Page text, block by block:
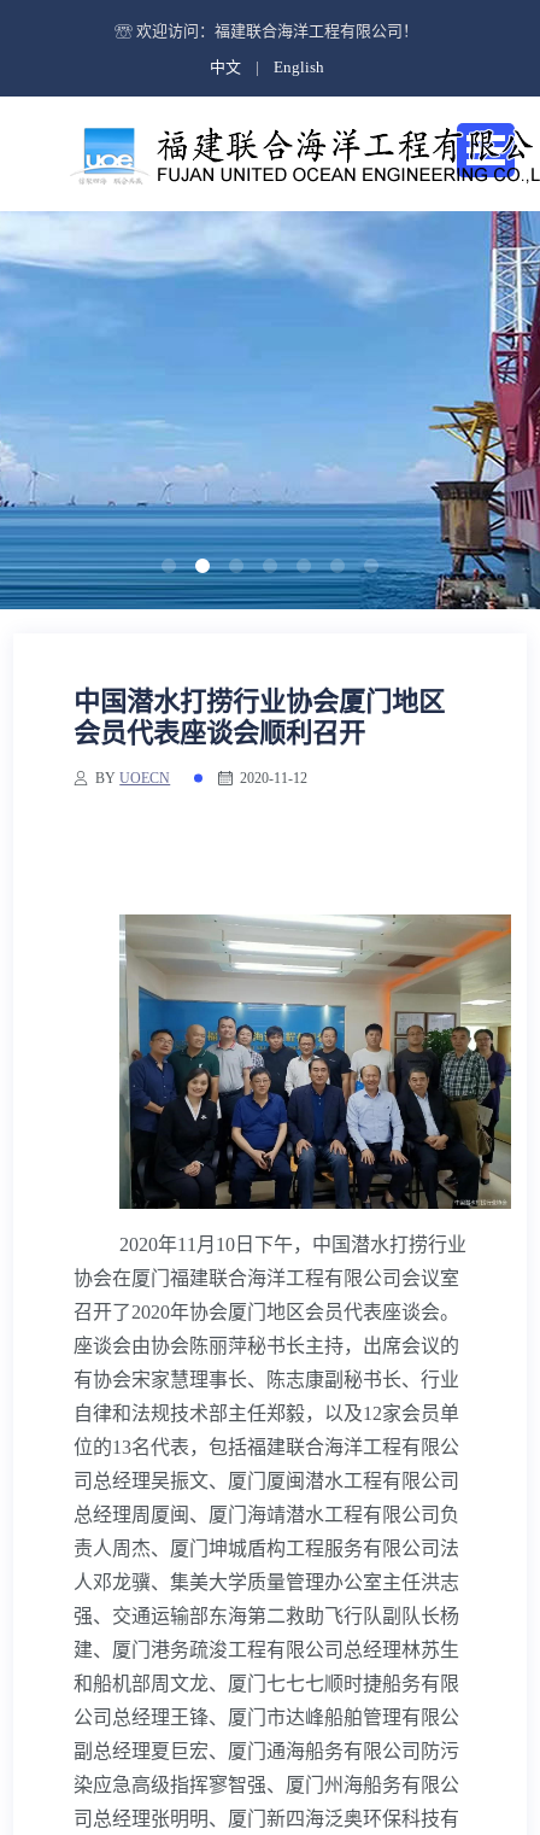
欢迎访问：福建联合海洋工程有限公司！
中文
| English
企业文化
海上救助与打捞及油污处理
抢险救助
水下抽油
海洋石油工程
海事技术服务
海上救助与打捞及油污处理
海洋石油工程
海上风电安装
远洋拖航
海事技术服务
专业工程吊装
船舶管理
其它
抢险救助
海上风电安装
远洋拖航
专业工程吊装
船舶管理
海上救助与打捞及油污处理
海洋石油工程
海上风电安装
专业工程吊装
船舶管理
中国潜水打捞行业协会厦门地区
会员代表座谈会顺利召开
BYUOECN 2020-11-12
2020年11 月 10日下午，中国潜水打捞行业
协会在厦门福建联合海洋工程有限公司会议室
召开了2020年协会厦门地区会员代表座谈会。
座谈会由协会陈丽萍秘书长主持，出席会议的
有协会宋家慧理事长、陈志康副秘书长、行业
自律和法规技术部主任郑毅，以及12家会员单
位的13名代表，包括福建联合海洋工程有限公
司总经理吴振文、厦门厦闽潜水工程有限公司
总经理周厦闽、厦门海靖潜水工程有限公司负
责人周杰、厦门坤城盾构工程服务有限公司法
人邓龙骥、集美大学质量管理办公室主任洪志
强、交通运输部东海第二救助飞行队副队长杨
建、厦门港务疏浚工程有限公司总经理林苏生
和船机部周文龙、厦门七七七顺时捷船务有限
公司总经理王锋、厦门市达峰船舶管理有限公
副总经理夏巨宏、厦门通海船务有限公司防污
染应急高级指挥寥智强、厦门州海船务有限公
司总经理张明明、厦门新四海泛奥环保科技有